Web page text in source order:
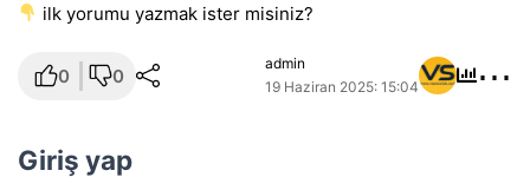
i̇lk yorumu yazmak ister misiniz?
0 0
admin
19 Haziran 2025: 15:04
⋯
Giriş yap